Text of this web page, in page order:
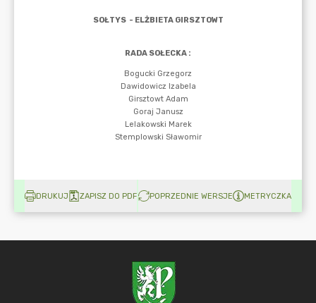
DRUKUJ ZAPISZ DO PDF POPRZEDNIE WERSJE METRYCZKA